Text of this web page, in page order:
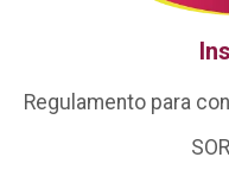
Regulamento para